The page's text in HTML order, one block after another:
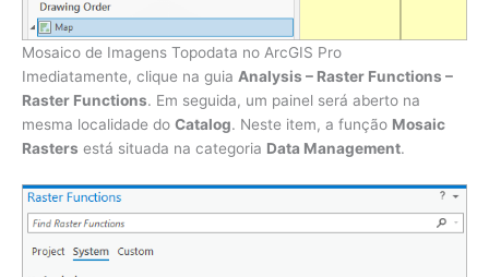
Mosaico de Imagens Topodata no ArcGIS Pro
Imediatamente, clique na guia Analysis – Raster Functions –
Raster Functions. Em seguida, um painel será aberto na
mesma localidade do Catalog. Neste item, a função Mosaic
Rasters está situada na categoria Data Management.